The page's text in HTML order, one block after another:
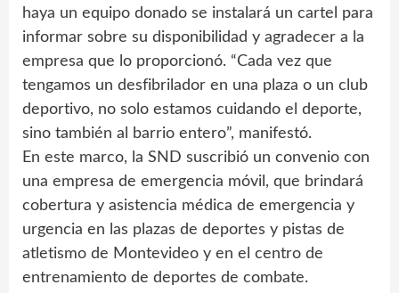
haya un equipo donado se instalará un cartel para
informar sobre su disponibilidad y agradecer a la
empresa que lo proporcionó. “Cada vez que
tengamos un desfibrilador en una plaza o un club
deportivo, no solo estamos cuidando el deporte,
sino también al barrio entero”, manifestó.
En este marco, la SND suscribió un convenio con
una empresa de emergencia móvil, que brindará
cobertura y asistencia médica de emergencia y
urgencia en las plazas de deportes y pistas de
atletismo de Montevideo y en el centro de
entrenamiento de deportes de combate.